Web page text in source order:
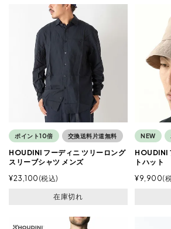
ポイント10倍 交換送料片道無料
HOUDINI フーディニ ツリーロング
スリーブシャツ メンズ
¥23,100 税込
在庫切れ
NEW
HOUDINI
トハット
¥9,900